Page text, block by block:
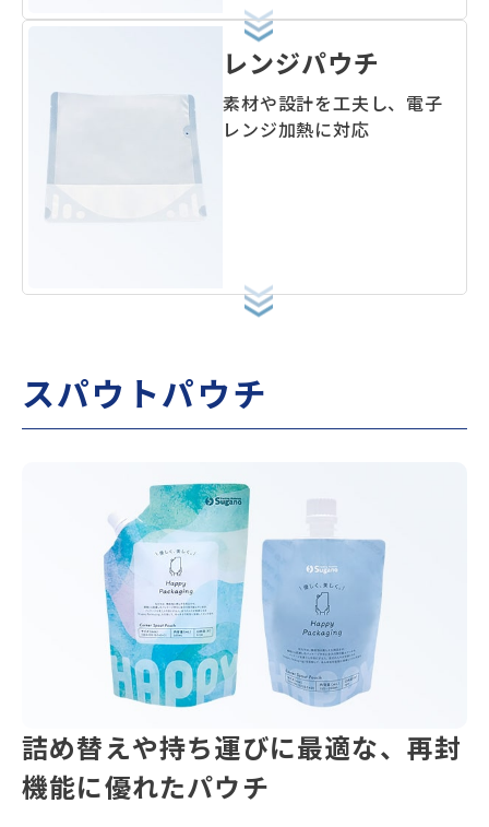
レンジパウチ
素材や設計を工夫し、電子
レンジ加熱に対応
スパウトパウチ
詰め替えや持ち運びに最適な、再封
機能に優れたパウチ